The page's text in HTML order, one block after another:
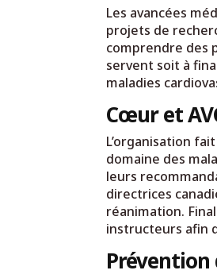
Les avancées
projets de
comprendre des
servent soit à
maladies
Cœur et
L’organisation
domaine des
leurs
directrices
réanimation.
instructeurs afin
Prévention